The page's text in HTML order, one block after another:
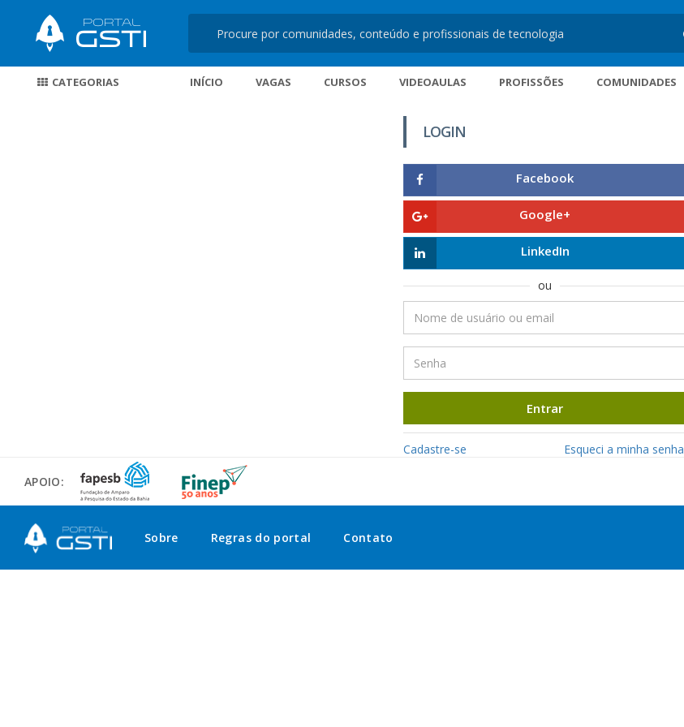
CATEGORIAS INÍCIO VAGAS CURSOS VIDEOAULAS PROFISSÕES COMUNIDADES
LOGIN
Facebook
Google+
LinkedIn
ou
Entrar
Cadastre-se Esqueci a minha senha
APOIO:
Sobre Regras do portal Contato